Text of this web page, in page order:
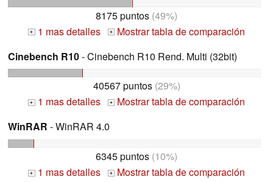
8175 puntos (49%)
+ 1 mas detalles +
Mostrar tabla de comparación
Cinebench R10- Cinebench R10 Rend. Multi (32bit)
40567 puntos(29%)
+ 1 mas detalles +
Mostrar tabla de comparación
WinRAR - WinRAR 4.0
6345 puntos (10%)
+ 1 mas detalles +
Mostrar tabla de comparación